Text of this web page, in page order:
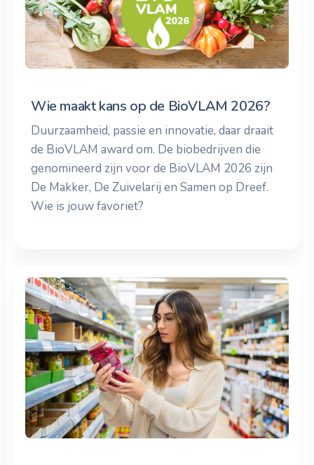
Wie maakt kans op de BioVLAM 2026?
Duurzaamheid, passie en innovatie, daar draait
de BioVLAM award om. De biobedrijven die
genomineerd zijn voor de BioVLAM 2026 zijn
De Makker, De Zuivelarij en Samen op Dreef.
Wie is jouw favoriet?